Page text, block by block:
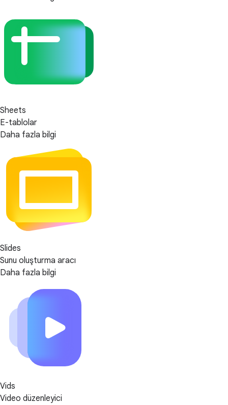
Sheets
E-tablolar
Daha fazla bilgi
Slides
Sunu oluşturma aracı
Daha fazla bilgi
Vids
Video düzenleyici